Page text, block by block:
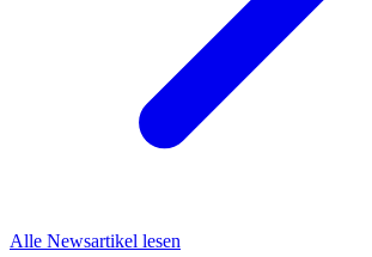
Alle Newsartikel lesen